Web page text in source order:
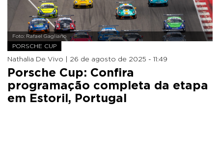
Foto: Rafael Gagliano
PORSCHE CUP
Nathalia De Vivo | 26 de agosto de 2025 - 11:49
Porsche Cup: Confira
programação completa da etapa
em Estoril, Portugal